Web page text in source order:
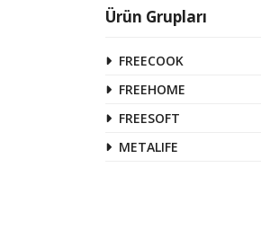
Ürün Grupları
FREECOOK
FREEHOME
FREESOFT
METALIFE